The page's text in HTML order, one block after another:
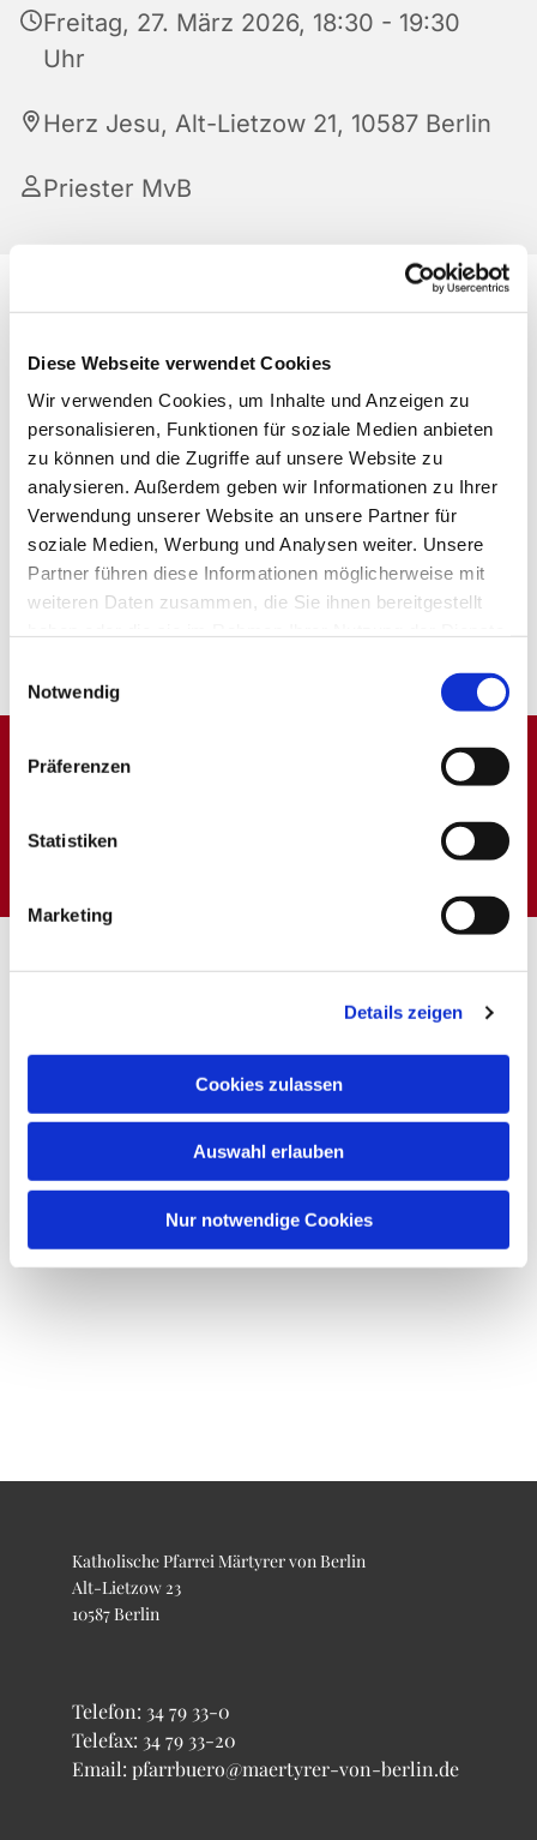
Diese Webseite verwendet Cookies
Wir verwenden Cookies, um Inhalte und Anzeigen zu
personalisieren, Funktionen für soziale Medien anbieten
zu können und die Zugriffe auf unsere Website zu
analysieren. Außerdem geben wir Informationen zu Ihrer
Verwendung unserer Website an unsere Partner für
soziale Medien, Werbung und Analysen weiter. Unsere
Partner führen diese Informationen möglicherweise mit
weiteren Daten zusammen, die Sie ihnen bereitgestellt
Notwendig
Präferenzen
Statistiken
Marketing
Details zeigen
Cookies zulassen
Auswahl erlauben
Nur notwendige Cookies
Freitag, 27. März 2026, 18:30 - 19:30
Uhr
Herz Jesu, Alt-Lietzow 21, 10587 Berlin
Priester MvB
Katholische Pfarrei Märtyrer von Berlin
Alt-Lietzow 23
10587 Berlin
Telefon: 34 79 33-0
Telefax: 34 79 33-20
Email: pfarrbuero@maertyrer-von-berlin.de